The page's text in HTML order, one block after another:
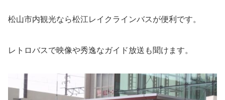
松山市内観光なら松江レイクラインバスが便利です。
レトロバスで映像や秀逸なガイド放送も聞けます。